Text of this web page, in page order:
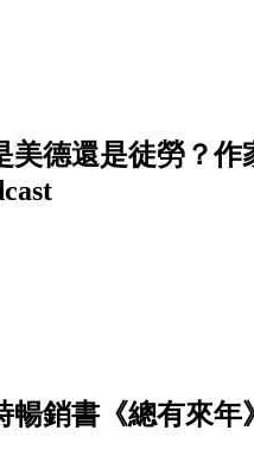
美德還是徒勞？
暢銷書《總有來